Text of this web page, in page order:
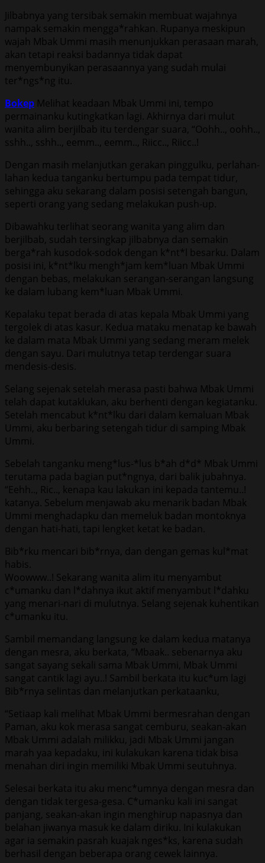
Jilbabnya yang tersibak semakin membuat wajahnya
nampak semakin mengga*rahkan. Rupanya meskipun
wajah Mbak Ummi masih menunjukkan perasaan marah,
akan tetapi reaksi badannya tidak dapat
menyembunyikan perasaannya yang sudah mulai
ter*ngs*ng itu.
Bokep Melihat keadaan Mbak Ummi ini, tempo
permainanku kutingkatkan lagi. Akhirnya dari mulut
wanita alim berjilbab itu terdengar suara, “Oohh.., oohh..,
sshh.., sshh.., eemm.., eemm.., Riicc.., Riicc..!
Dengan masih melanjutkan gerakan pinggulku, perlahan-
lahan kedua tanganku bertumpu pada tempat tidur,
sehingga aku sekarang dalam posisi setengah bangun,
seperti orang yang sedang melakukan push-up.
Dibawahku terlihat seorang wanita yang alim dan
berjilbab, sudah tersingkap jilbabnya dan semakin
berga*rah kusodok-sodok dengan k*nt*l besarku. Dalam
posisi ini, k*nt*lku mengh*jam kem*luan Mbak Ummi
dengan bebas, melakukan serangan-serangan langsung
ke dalam lubang kem*luan Mbak Ummi.
Kepalaku tepat berada di atas kepala Mbak Ummi yang
tergolek di atas kasur. Kedua mataku menatap ke bawah
ke dalam mata Mbak Ummi yang sedang meram melek
dengan sayu. Dari mulutnya tetap terdengar suara
mendesis-desis.
Selang sejenak setelah merasa pasti bahwa Mbak Ummi
telah dapat kutaklukan, aku berhenti dengan kegiatanku.
Setelah mencabut k*nt*lku dari dalam kemaluan Mbak
Ummi, aku berbaring setengah tidur di samping Mbak
Ummi.
Sebelah tanganku meng*lus-*lus b*ah d*d* Mbak Ummi
terutama pada bagian put*ngnya, dari balik jubahnya.
“Eehh.., Ric.., kenapa kau lakukan ini kepada tantemu..!
katanya. Sebelum menjawab aku menarik badan Mbak
Ummi menghadapku dan memeluk badan montoknya
dengan hati-hati, tapi lengket ketat ke badan.
Bib*rku mencari bib*rnya, dan dengan gemas kul*mat
habis.
Woowww..! Sekarang wanita alim itu menyambut
c*umanku dan l*dahnya ikut aktif menyambut l*dahku
yang menari-nari di mulutnya. Selang sejenak kuhentikan
c*umanku itu.
Sambil memandang langsung ke dalam kedua matanya
dengan mesra, aku berkata, “Mbaak.. sebenarnya aku
sangat sayang sekali sama Mbak Ummi, Mbak Ummi
sangat cantik lagi ayu..! Sambil berkata itu kuc*um lagi
Bib*rnya selintas dan melanjutkan perkataanku,
“Setiaap kali melihat Mbak Ummi bermesrahan dengan
Paman, aku kok merasa sangat cemburu, seakan-akan
Mbak Ummi adalah milikku, jadi Mbak Ummi jangan
marah yaa kepadaku, ini kulakukan karena tidak bisa
menahan diri ingin memiliki Mbak Ummi seutuhnya.
Selesai berkata itu aku menc*umnya dengan mesra dan
dengan tidak tergesa-gesa. C*umanku kali ini sangat
panjang, seakan-akan ingin menghirup napasnya dan
belahan jiwanya masuk ke dalam diriku. Ini kulakukan
agar ia semakin pasrah kuajak nges*ks, karena sudah
berhasil dengan beberapa orang cewek lainnya.